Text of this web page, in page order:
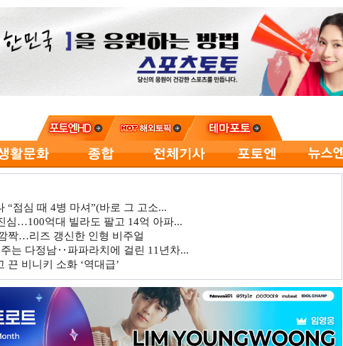
“점심 때 4병 마셔”(바로 그 고소...
심…100억대 빌라도 팔고 14억 아파...
짝…리즈 갱신한 인형 비주얼
는 다정남‥파파라치에 걸린 11년차...
끈 비니키 소화 ‘역대급’